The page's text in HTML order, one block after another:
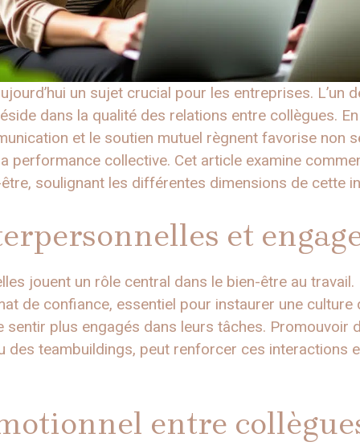
un sujet crucial pour les entreprises. L’un
dans la qualité des relations entre collègues.
et le soutien mutuel règnent favorise non
performance collective. Cet article examine
soulignant les différentes dimensions de cette
et
jouent un rôle central dans le bien-être au
de confiance, essentiel pour instaurer une culture
sentir plus engagés dans leurs tâches. Promouvoir
teambuildings, peut renforcer ces interactions
entre